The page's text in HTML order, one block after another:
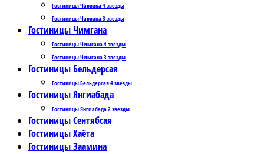
Гостиницы Чарвака 4 звезды
Гостиницы Чарвака 3 звезды
Гостиницы Чимгана
Гостиницы Чимгана 4 звезды
Гостиницы Чимгана 3 звезды
Гостиницы Бельдерсая
Гостиницы Бельдерсая 4 звезды
Гостиницы Янгиабада
Гостиницы Янгиабада 2 звезды
Гостиницы Сентябсая
Гостиницы Хаёта
Гостиницы Заамина